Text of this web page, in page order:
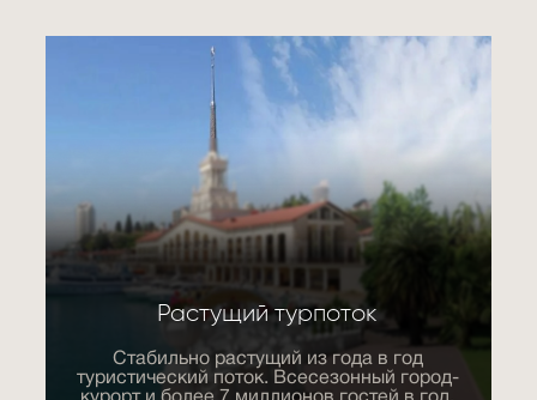
Стабильно растущий из года в год
туристический поток. Всесезонный город-
Растущий турпоток